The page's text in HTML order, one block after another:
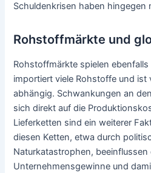
Schuldenkrisen haben hingegen
Rohstoffmärkte und
Rohstoffmärkte spielen ebenfalls
importiert viele Rohstoffe und ist
abhängig. Schwankungen an
sich direkt auf die
Lieferketten sind ein weiterer
diesen Ketten, etwa durch
Naturkatastrophen, beeinflussen
Unternehmensgewinne und